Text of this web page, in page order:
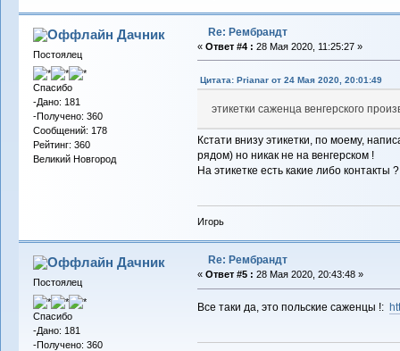
Дачник
Постоялец
Спасибо
-Дано: 181
-Получено: 360
Сообщений: 178
Рейтинг: 360
Великий Новгород
Re: Рембрандт
« Ответ #4 : 28 Мая 2020, 11:25:27 »
Цитата: Prianar от 24 Мая 2020, 20:01:49
этикетки саженца венгерского
Кстати внизу этикетки, по моему,
рядом) но никак не на венгерском !
На этикетке есть какие либо контакты ?
Игорь
Дачник
Постоялец
Спасибо
-Дано: 181
-Получено: 360
Re: Рембрандт
« Ответ #5 : 28 Мая 2020, 20:43:48 »
Все таки да, это польские саженцы !: